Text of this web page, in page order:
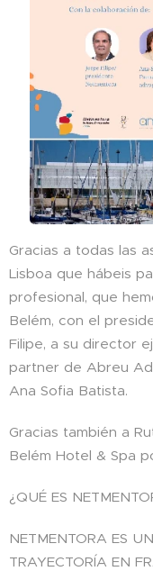
Gracias a todas las
Lisboa que hábeis
profesional, que
Belém, con el
Filipe, a su director
partner de Abreu
Ana Sofia Batista.
Gracias también a
Belém Hotel & Spa
¿QUÉ ES
NETMENTORA ES
TRAYECTORÍA EN